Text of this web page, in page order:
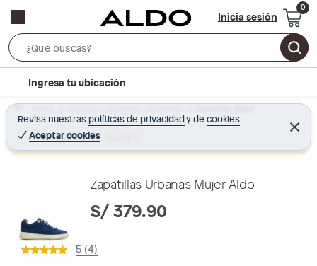
Inicia sesión
e
r
c
B
r
c
t
Ingresa tu ubicación
Revisa nuestras políticas de privacidadyde cookies
Aceptar cookies
C
e
r
Home Calzado y zapatillas - Zapatillas Zapatillas Mujer
Producto sin stock :(
Zapatillas Urbanas Mujer Aldo
S/ 379.90
5 (4)